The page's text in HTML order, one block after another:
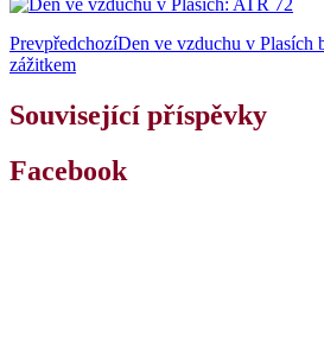
PrevpředchozíDen ve vzduchu v Plasích
zážitkem
Související příspěvky
Facebook